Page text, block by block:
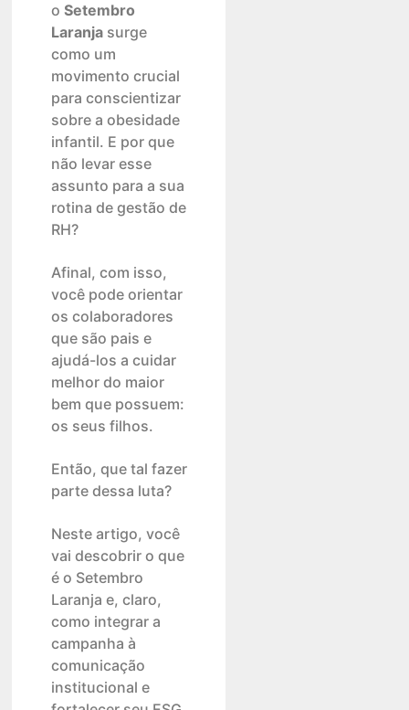
o Setembro
Laranja surge
como um
movimento crucial
para conscientizar
sobre a obesidade
infantil. E por que
não levar esse
assunto para a sua
rotina de gestão de
RH?
Afinal, com isso,
você pode orientar
os colaboradores
que são pais e
ajudá-los a cuidar
melhor do maior
bem que possuem:
os seus filhos.
Então, que tal fazer
parte dessa luta?
Neste artigo, você
vai descobrir o que
é o Setembro
Laranja e, claro,
como integrar a
campanha à
comunicação
institucional e